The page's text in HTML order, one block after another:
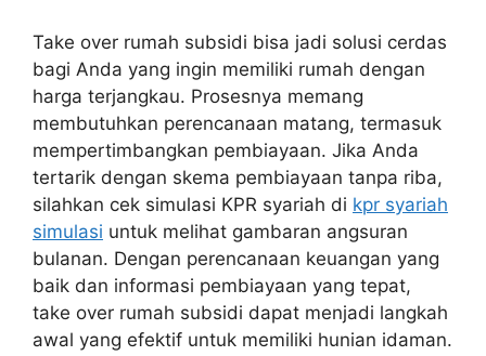
Take over rumah subsidi bisa jadi solusi cerdas
bagi Anda yang ingin memiliki rumah dengan
harga terjangkau. Prosesnya memang
membutuhkan perencanaan matang, termasuk
mempertimbangkan pembiayaan. Jika Anda
tertarik dengan skema pembiayaan tanpa riba,
silahkan cek simulasi KPR syariah di kpr syariah
simulasi untuk melihat gambaran angsuran
bulanan. Dengan perencanaan keuangan yang
baik dan informasi pembiayaan yang tepat,
take over rumah subsidi dapat menjadi langkah
awal yang efektif untuk memiliki hunian idaman.